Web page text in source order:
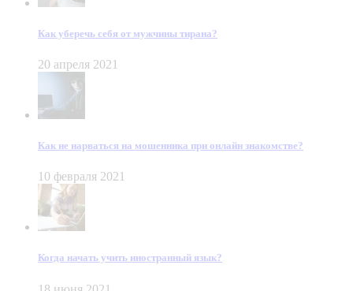
Как уберечь себя от мужчины тирана?
20 апреля 2021
Как не нарваться на мошенника при онлайн знакомстве?
10 февраля 2021
Когда начать учить иностранный язык?